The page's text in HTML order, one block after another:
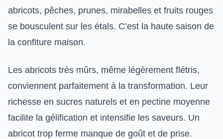
abricots, pêches, prunes, mirabelles et fruits rouges
se bousculent sur les étals. C’est la haute saison de
la confiture maison.
Les abricots très mûrs, même légèrement flétris,
conviennent parfaitement à la transformation. Leur
richesse en sucres naturels et en pectine moyenne
facilite la gélification et intensifie les saveurs. Un
abricot trop ferme manque de goût et de prise.